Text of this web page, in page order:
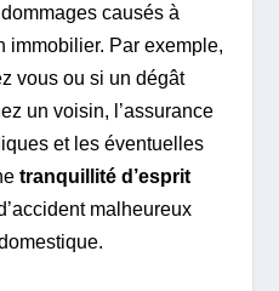
causés à
immobilier. Par exemple,
vous ou si un dégât
un voisin, l’assurance
et les éventuelles
tranquillité d’esprit
malheureux